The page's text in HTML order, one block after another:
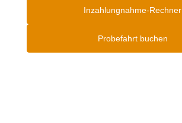
Inzahlungnahme-Rechner
Probefahrt buchen